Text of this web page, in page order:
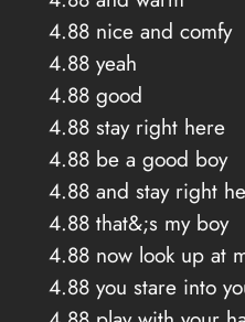
4.88 nice and comfy
4.88 yeah
4.88 good
4.88 stay right here
4.88 be a good boy
4.88 and stay right
4.88 that&;s my boy
4.88 now look up at
4.88 you stare into